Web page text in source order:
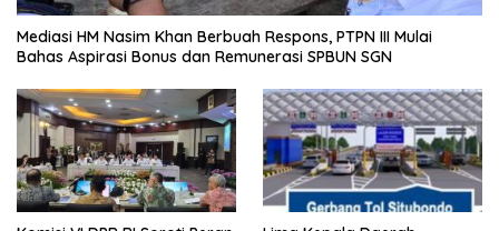
Mediasi HM Nasim Khan Berbuah Respons, PTPN III Mulai
Bahas Aspirasi Bonus dan Remunerasi SPBUN SGN